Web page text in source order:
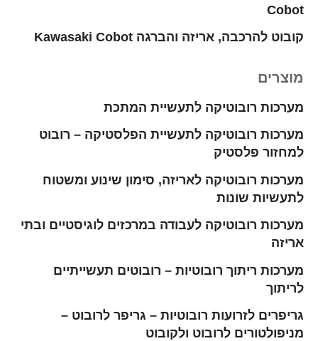
Cobot
קובוט להרכבה, אריזה והברגה Kawasaki Cobot
מוצרים
מערכות רובוטיקה לתעשיית המתכת
מערכות רובוטיקה לתעשיית הפלסטיקה – רובוט
למחזור פלסטיק
מערכות רובוטיקה לאריזה, סימון שינוע ומשטוח
לתעשיות שונות
מערכות רובוטיקה לעבודה במרכזים לוגיסטיים ובתי
אריזה
מערכות ריתוך רובוטיות – רובוטים תעשייתיים
לריתוך
גריפרים לזרועות רובוטיות – גריפר לרובוט –
מניפולטורים לרובוט ולקובוט